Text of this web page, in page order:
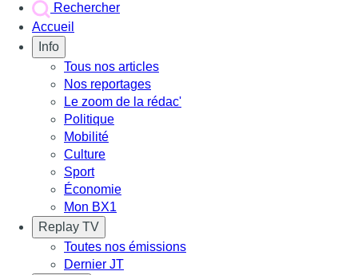
Rechercher
Accueil
Info
Tous nos articles
Nos reportages
Le zoom de la rédac'
Politique
Mobilité
Culture
Sport
Économie
Mon BX1
Replay TV
Toutes nos émissions
Dernier JT